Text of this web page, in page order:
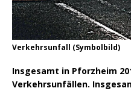
Verkehrsunfall (Symbolbild)
Insgesamt in Pforzheim
Verkehrsunfällen.